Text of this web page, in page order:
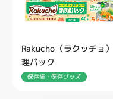
Rakucho（ラクッチョ
理パック
保存袋・保存グッズ